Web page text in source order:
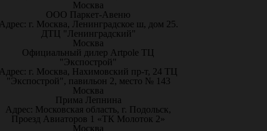
Москва
ООО Паркет-Авeню
г. Москва, Ленинградское ш, дом 25.
ДТЦ "Ленинградский"
Москва
Официальный дилер Artpole ТЦ
"Экспострой"
г. Москва, Нахимовский пр-т, 24 ТЦ
"Экспострой", павильон 2, место № 143
Москва
Прима Лепнина
Адрес: Московская область, г. Подольск,
Проезд Авиаторов 1 «ТК Молоток 2»
Москва